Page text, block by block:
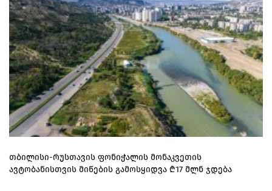
თბილისი-რუსთავის ფონიჭალის მონაკვეთის
ავტობანისთვის მიწების გამოსყიდვა ₾17 მლნ ჯდება